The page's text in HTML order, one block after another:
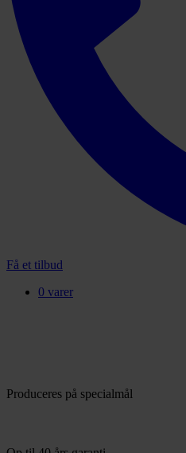
Få et tilbud
0 varer
Produceres på specialmål